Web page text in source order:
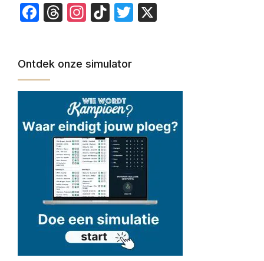
Facebook
Threads
Instagram
TikTokTwitter
Ontdek onze simulator